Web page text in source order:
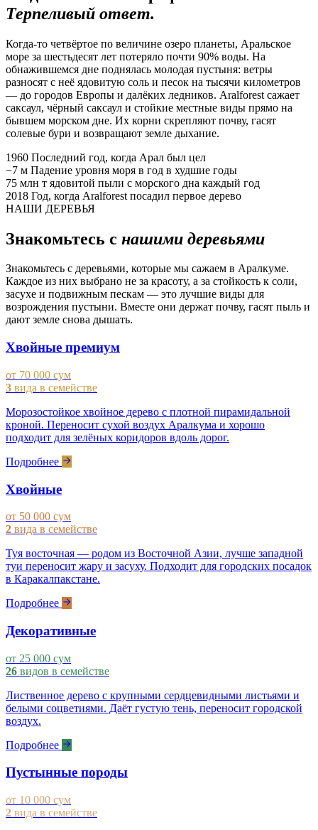
Терпеливый ответ.
Когда-то четвёртое по величине озеро планеты, Аральское
море за шестьдесят лет потеряло почти 90% воды. На
обнажившемся дне поднялась молодая пустыня: ветры
разносят с неё ядовитую соль и песок на тысячи километров
— до городов Европы и далёких ледников. Aralforest сажает
саксаул, чёрный саксаул и стойкие местные виды прямо на
бывшем морском дне. Их корни скрепляют почву, гасят
солевые бури и возвращают земле дыхание.
1960 Последний год, когда Арал был цел
−7 м Падение уровня моря в год в худшие годы
75 млн т ядовитой пыли с морского дна каждый год
2018 Год, когда Aralforest посадил первое дерево
НАШИ ДЕРЕВЬЯ
Знакомьтесь с нашими деревьями
Знакомьтесь с деревьями, которые мы сажаем в Аралкуме.
Каждое из них выбрано не за красоту, а за стойкость к соли,
засухе и подвижным пескам — это лучшие виды для
возрождения пустыни. Вместе они держат почву, гасят пыль и
дают земле снова дышать.
Хвойные премиум
от 70 000 сум
3 вида в семействе
Морозостойкое хвойное дерево с плотной пирамидальной
кроной. Переносит сухой воздух Аралкума и хорошо
подходит для зелёных коридоров вдоль дорог.
Подробнее
Хвойные
от 50 000 сум
2 вида в семействе
Туя восточная — родом из Восточной Азии, лучше западной
туи переносит жару и засуху. Подходит для городских посадок
в Каракалпакстане.
Подробнее
Декоративные
от 25 000 сум
26 видов в семействе
Лиственное дерево с крупными сердцевидными листьями и
белыми соцветиями. Даёт густую тень, переносит городской
воздух.
Подробнее
Пустынные породы
от 10 000 сум
2 вида в семействе